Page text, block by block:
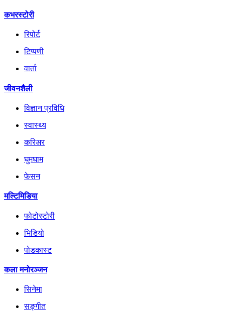
कभरस्टोरी
रिपोर्ट
टिप्पणी
वार्ता
जीवनशैली
विज्ञान प्रविधि
स्वास्थ्य
करिअर
घुमघाम
फेसन
मल्टिमिडिया
फोटोस्टोरी
भिडियो
पोडकास्ट
कला मनोरञ्जन
सिनेमा
सङ्गीत